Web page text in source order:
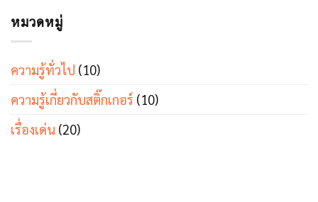
หมวดหมู่
ความรู้ทั่วไป (10)
ความรู้เกี่ยวกับสติ๊กเกอร์ (10)
เรื่องเด่น (20)